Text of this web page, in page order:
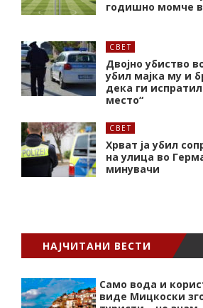
годишно момче
СВЕТ
Двојно убиство
убил мајка му и
дека ги
место“
СВЕТ
Хрват ја убил
на улица во
минувачи
НАЈЧИТАНИ ВЕСТИ
Само вода и
виде Мицкоски